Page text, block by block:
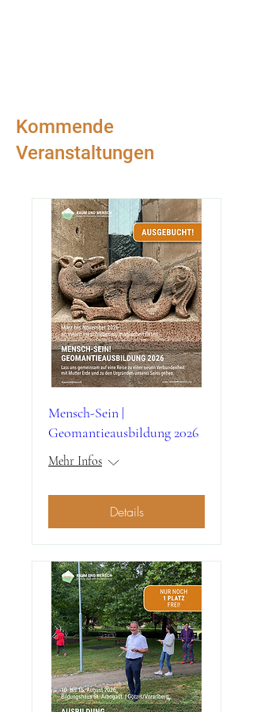
Kommende
Veranstaltungen
Mensch-Sein |
Geomantieausbildung 2026
Mehr Infos
Details